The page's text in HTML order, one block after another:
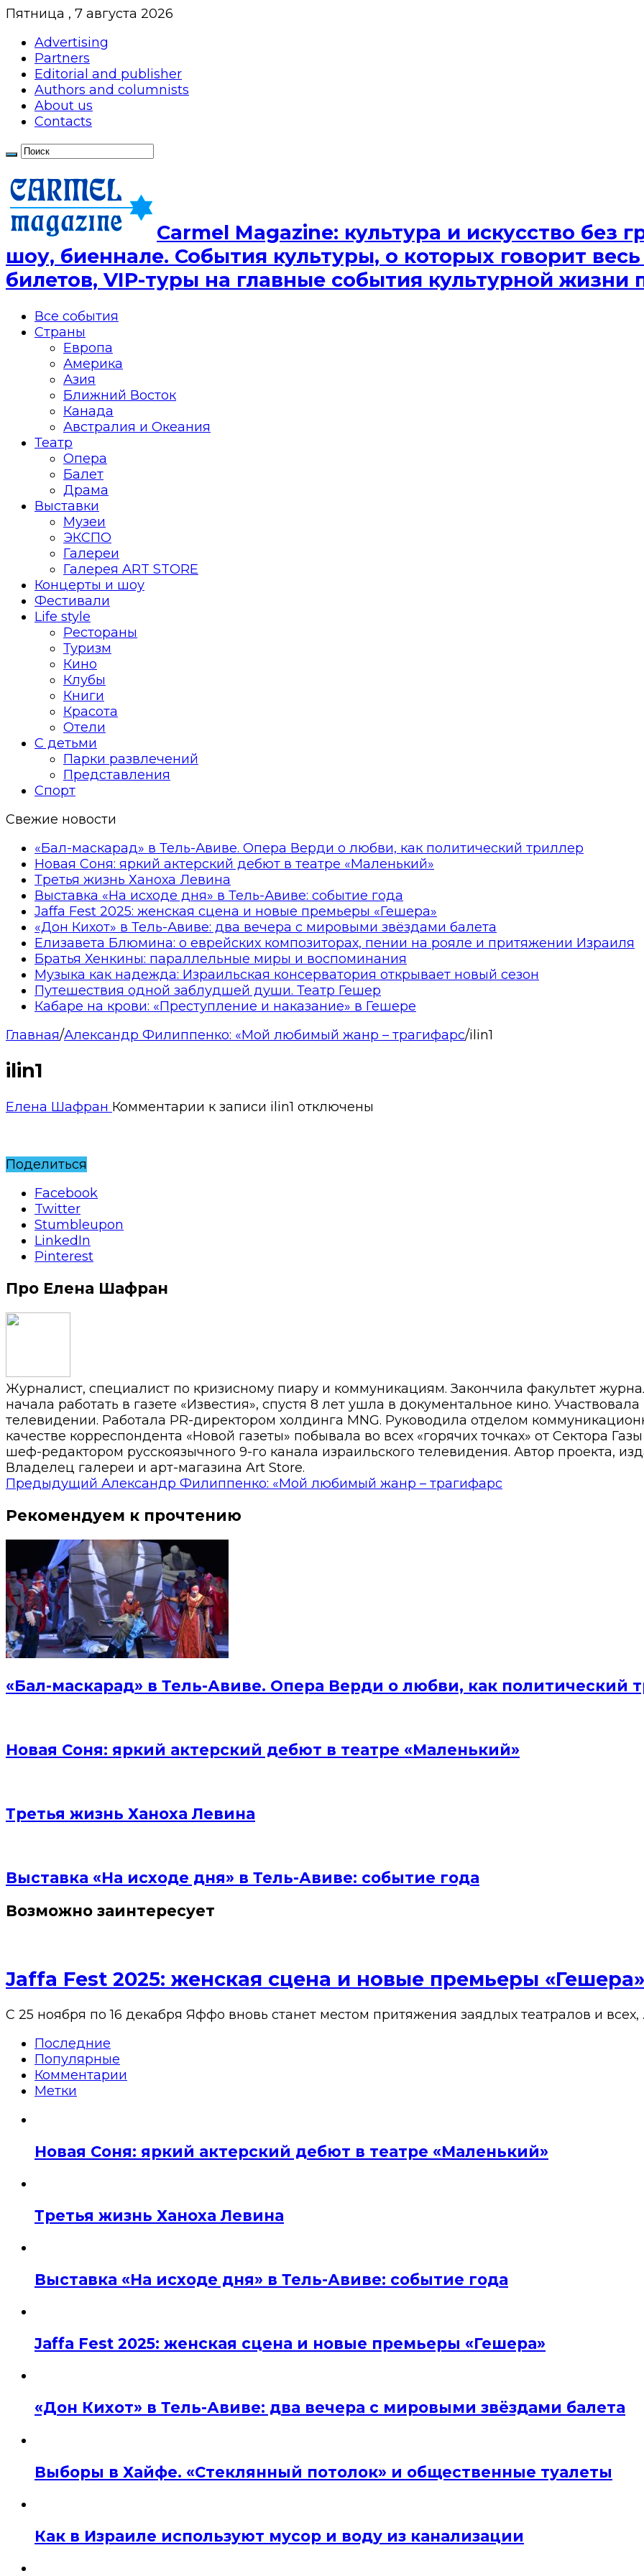
Пятница , 7 августа 2026
Advertising
Partners
Editorial and publisher
Authors and columnists
About us
Contacts
Сarmel Magazine: культура и искусство
шоу, биеннале. События культуры, о которых говорит
билетов, VIP-туры на главные события культурной жизни
Все события
Страны
Европа
Америка
Азия
Ближний Восток
Канада
Австралия и Океания
Театр
Опера
Балет
Драма
Выставки
Музеи
ЭКСПО
Галереи
Галерея ART STORE
Концерты и шоу
Фестивали
Life style
Рестораны
Туризм
Кино
Клубы
Книги
Красота
Отели
С детьми
Парки развлечений
Представления
Спорт
Свежие новости
«Бал-маскарад» в Тель-Авиве. Опера Верди о любви, как политический триллер
Новая Соня: яркий актерский дебют в театре «Маленький»
Третья жизнь Ханоха Левина
Выставка «На исходе дня» в Тель-Авиве: событие года
Jaffa Fest 2025: женская сцена и новые премьеры «Гешера»
«Дон Кихот» в Тель-Авиве: два вечера с мировыми звёздами балета
Елизавета Блюмина: о еврейских композиторах, пении на рояле и притяжении Израиля
Братья Хенкины: параллельные миры и воспоминания
Музыка как надежда: Израильская консерватория открывает новый сезон
Путешествия одной заблудшей души. Театр Гешер
Кабаре на крови: «Преступление и наказание» в Гешере
Главная/Александр Филиппенко: «Мой любимый жанр – трагифарс/ilin1
ilin1
Елена Шафран Комментарии к записи ilin1 отключены
Поделиться
Facebook
Twitter
Stumbleupon
LinkedIn
Pinterest
Про Елена Шафран
Журналист, специалист по кризисному пиару и коммуникациям. Закончила факультет
начала работать в газете «Известия», спустя 8 лет ушла в документальное кино.
телевидении. Работала PR-директором холдинга MNG. Руководила отделом
качестве корреспондента «Новой газеты» побывала во всех «горячих точках» от Сектора
шеф-редактором русскоязычного 9-го канала израильского телевидения. Автор проекта,
Владелец галереи и арт-магазина Art Store.
Предыдущий Александр Филиппенко: «Мой любимый жанр – трагифарс
Рекомендуем к прочтению
«Бал-маскарад» в Тель-Авиве. Опера Верди о любви, как политический
Новая Соня: яркий актерский дебют в театре «Маленький»
Третья жизнь Ханоха Левина
Выставка «На исходе дня» в Тель-Авиве: событие года
Возможно заинтересует
Jaffa Fest 2025: женская сцена и новые премьеры «Гешера»
С 25 ноября по 16 декабря Яффо вновь станет местом притяжения заядлых театралов и всех,
Последние
Популярные
Комментарии
Метки
Новая Соня: яркий актерский дебют в театре «Маленький»
Третья жизнь Ханоха Левина
Выставка «На исходе дня» в Тель-Авиве: событие года
Jaffa Fest 2025: женская сцена и новые премьеры «Гешера»
«Дон Кихот» в Тель-Авиве: два вечера с мировыми звёздами балета
Выборы в Хайфе. «Стеклянный потолок» и общественные туалеты
Как в Израиле используют мусор и воду из канализации